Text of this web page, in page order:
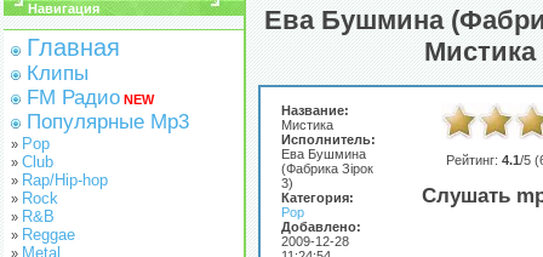
Навигация
Главная
Клипы
FM Радио NEW
Популярные Mp3
» Pop
» Club
» Rap/Hip-hop
» Rock
» R&B
» Reggae
» Metal
Ева Бушмина
Мистика
Название:
Мистика
Исполнитель:
Ева Бушмина
(Фабрика Зірок
3)
Категория:
Pop
Добавлено:
2009-12-28
Рейтинг: 4.1/5 (
Слушать